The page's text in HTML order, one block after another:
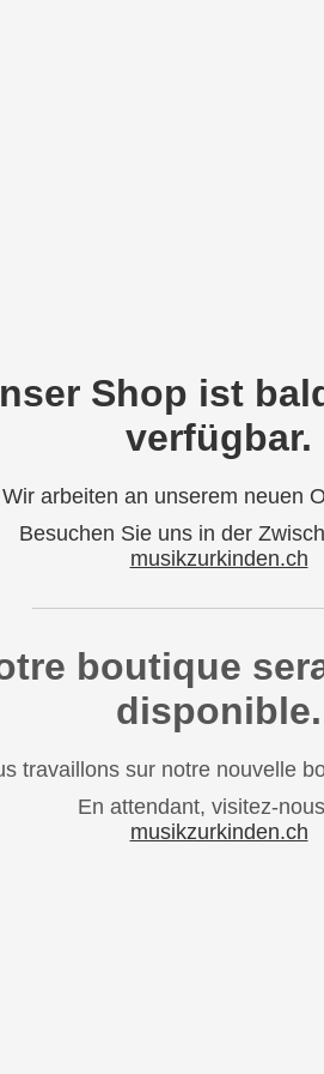
Shop ist
verfügbar.
Wir arbeiten an unserem neuen
Besuchen Sie uns in der
musikzurkinden.ch
boutique
disponible.
travaillons sur notre nouvelle
En attendant, visitez-
musikzurkinden.ch